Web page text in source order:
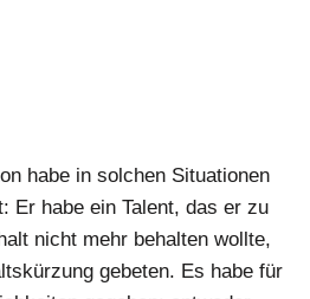
habe in solchen Situationen
Er habe ein Talent, das er zu
nicht mehr behalten wollte,
gebeten. Es habe für